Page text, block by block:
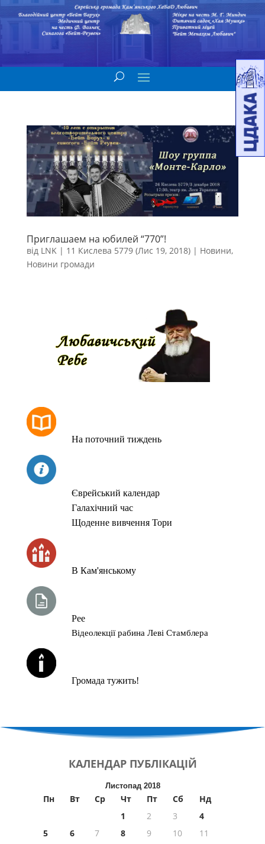
Приглашаем на юбилей “770”!
від LNK| 11 Кислева 5779 (Лис 19, 2018)| Новини,
Новини громади
На поточний тиждень
Єврейський календар
Галахічний час
Щоденне вивчення Тори
В Кам'янському
Рее
Відеолекції рабина Леві Стамблера
Громада тужить!
КАЛЕНДАР ПУБЛІКАЦІЙ
Листопад 2018
Пн Вт Ср Чт Пт Сб
Нд
1
2 3
4
5
6 7 8 9 10
11